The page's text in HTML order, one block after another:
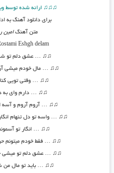
♫♫♫ ارائه شده توسط
برای دانلود آهنگ به
متن آهنگامین
Eshgh delam
♫
♫ … عشق دلم تو
♫
♫ … مال خودم میشی
♫
♫ … وقتی تویی
♫
♫ … دارم وای به
♫
♫ … آروم آروم و آسه
♫
♫ … واسه تو دل تنهام
♫
♫ … انگار تو
♫
♫ … فقط خودم میتونم
♫
♫ … عشق دلم تو میشی
♫
♫ … باید تو مال من